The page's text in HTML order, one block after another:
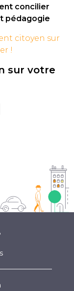
concilier
pédagogie
citoyen sur
!
sur votre